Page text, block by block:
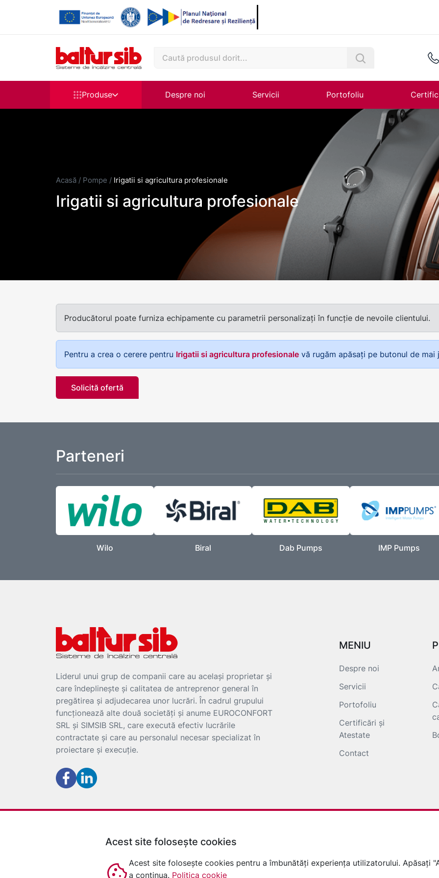
Produse Despre noi Servicii Portofoliu
Acasă / Pompe / Irigatii si agricultura profesionale
Irigatii si agricultura profesionale
Producătorul poate furniza echipamente cu parametrii personalizați în funcție de nevoile clientului.
Pentru a crea o cerere pentru Irigatii si agricultura profesionale vă rugăm apăsați pe butonul de mai
Solicită ofertă
Parteneri
Wilo Biral Dab Pumps IMP Pumps
Liderul unui grup de companii care au același proprietar și
care îndeplinește și calitatea de antreprenor general în
pregătirea și adjudecarea unor lucrări. În cadrul grupului
funcționează alte două societăți și anume EUROCONFORT
SRL și SIMSIB SRL, care execută efectiv lucrările
contractate și care au personalul necesar specializat în
proiectare și execuție.
MENIU
Despre noi
Servicii
Portofoliu
Certificări și
Atestate
Contact
Acest site folosește cookies
Acest site folosește cookies pentru a îmbunătăți experiența utilizatorului. Apăsați
a continua. Politica cookie